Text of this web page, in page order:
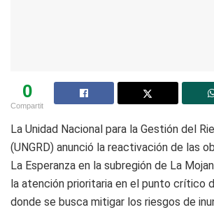
0
Compartit
La Unidad Nacional para la Gestión del
(UNGRD) anunció la reactivación de las
La Esperanza en la subregión de La
la atención prioritaria en el punto crítico
donde se busca mitigar los riesgos de